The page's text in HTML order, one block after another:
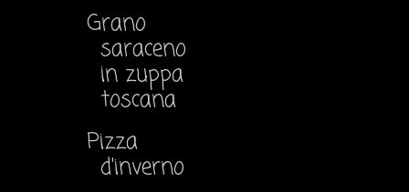
Grano
saraceno
in zuppa
toscana
Pizza
d'inverno